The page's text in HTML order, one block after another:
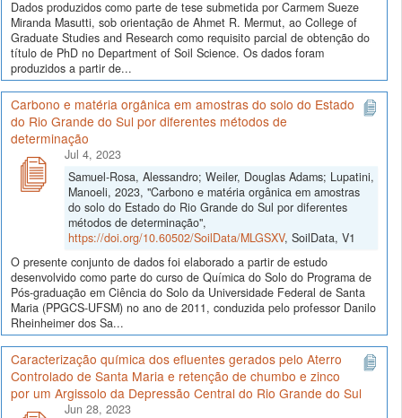
Dados produzidos como parte de tese submetida por Carmem Sueze
Miranda Masutti, sob orientação de Ahmet R. Mermut, ao College of
Graduate Studies and Research como requisito parcial de obtenção do
título de PhD no Department of Soil Science. Os dados foram
produzidos a partir de...
Carbono e matéria orgânica em amostras do solo do Estado
do Rio Grande do Sul por diferentes métodos de
determinação
Jul 4, 2023
Samuel-Rosa, Alessandro; Weiler, Douglas Adams; Lupatini,
Manoeli, 2023, "Carbono e matéria orgânica em amostras
do solo do Estado do Rio Grande do Sul por diferentes
métodos de determinação",
https://doi.org/10.60502/SoilData/MLGSXV, SoilData, V1
O presente conjunto de dados foi elaborado a partir de estudo
desenvolvido como parte do curso de Química do Solo do Programa de
Pós-graduação em Ciência do Solo da Universidade Federal de Santa
Maria (PPGCS-UFSM) no ano de 2011, conduzida pelo professor Danilo
Rheinheimer dos Sa...
Caracterização química dos efluentes gerados pelo Aterro
Controlado de Santa Maria e retenção de chumbo e zinco
por um Argissolo da Depressão Central do Rio Grande do Sul
Jun 28, 2023